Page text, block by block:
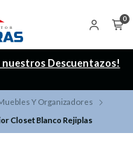
0
nuestros Descuentazos!
Y Organizadores
Closet Blanco Rejiplas